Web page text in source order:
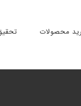
محصولات